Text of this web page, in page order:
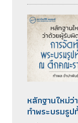
หลักฐานใหม่
ทำพระบรมรู